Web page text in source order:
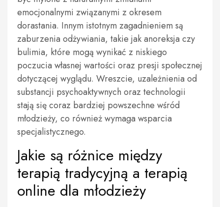
emocjonalnymi związanymi z okresem
dorastania. Innym istotnym zagadnieniem są
zaburzenia odżywiania, takie jak anoreksja czy
bulimia, które mogą wynikać z niskiego
poczucia własnej wartości oraz presji społecznej
dotyczącej wyglądu. Wreszcie, uzależnienia od
substancji psychoaktywnych oraz technologii
stają się coraz bardziej powszechne wśród
młodzieży, co również wymaga wsparcia
specjalistycznego.
Jakie są różnice między
terapią tradycyjną a terapią
online dla młodzieży